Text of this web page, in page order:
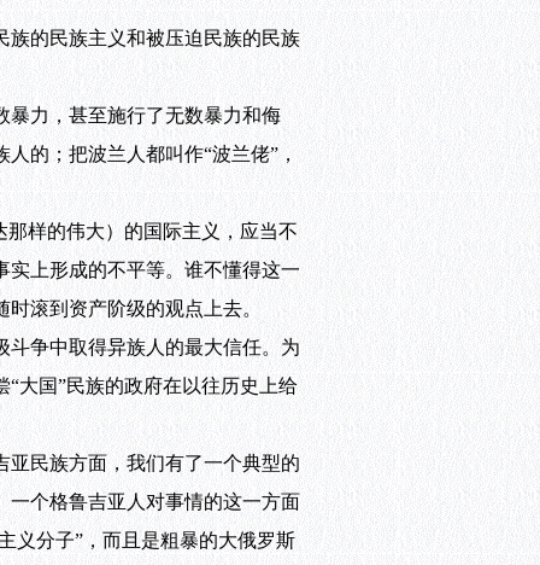
的民族主义和被压迫民族的民族
力，甚至施行了无数暴力和侮
的；把波兰人都叫作“波兰佬”，
样的伟大）的国际主义，应当不
实上形成的不平等。谁不懂得这一
滚到资产阶级的观点上去。
争中取得异族人的最大信任。为
大国”民族的政府在以往历史上给
民族方面，我们有了一个典型的
一个格鲁吉亚人对事情的这一方面
义分子”，而且是粗暴的大俄罗斯